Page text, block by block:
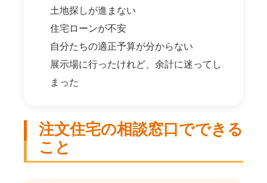
土地探しが進まない
住宅ローンが不安
自分たちの適正予算が分からない
展示場に行ったけれど、余計に迷ってし
まった
注文住宅の相談窓口でできる
こと